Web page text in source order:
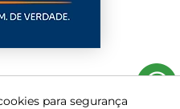
para segurança